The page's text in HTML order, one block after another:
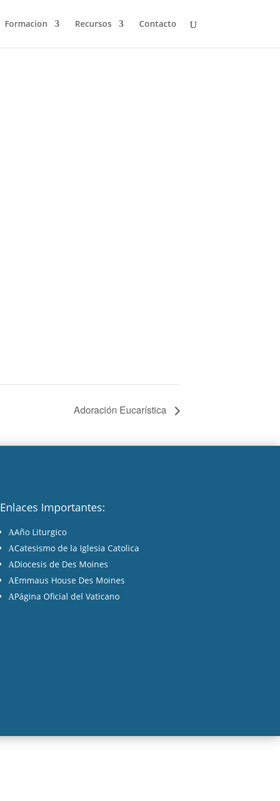
Formacion Recursos Contacto
Adoración Eucarística
Enlaces Importantes:
AAño Liturgico
ACatesismo de la Iglesia Catolica
ADiocesis de Des Moines
AEmmaus House Des Moines
APágina Oficial del Vaticano